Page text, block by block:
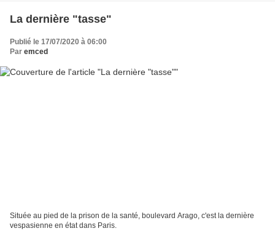
La dernière "tasse"
Publié le 17/07/2020 à 06:00
Par emced
Située au pied de la prison de la santé, boulevard Arago, c'est la dernière
vespasienne en état dans Paris.